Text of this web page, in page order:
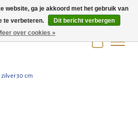
de zomervakantie.
zilver 30 cm
website, ga je akkoord met het gebruik van
te verbeteren.
Dit bericht verbergen
over cookies »